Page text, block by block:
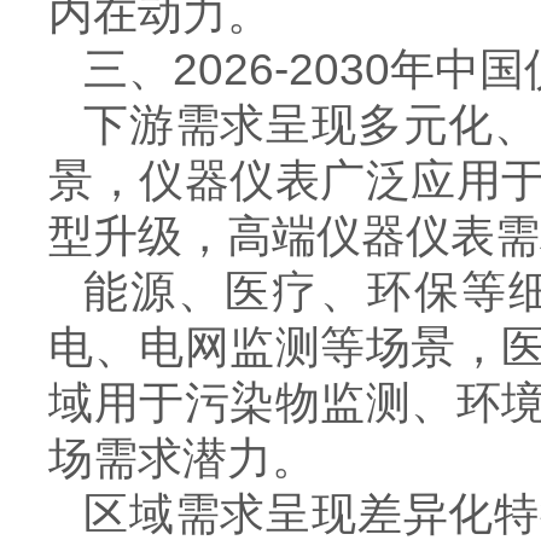
内在动力。
三、 2026-2030年中国
下游需求呈现多元化
景，仪器仪表广泛应用
型升级，高端仪器仪表
能源、医疗、环保等
电、电网监测等场景，
域用于污染物监测、环
场需求潜力。
区域需求呈现差异化